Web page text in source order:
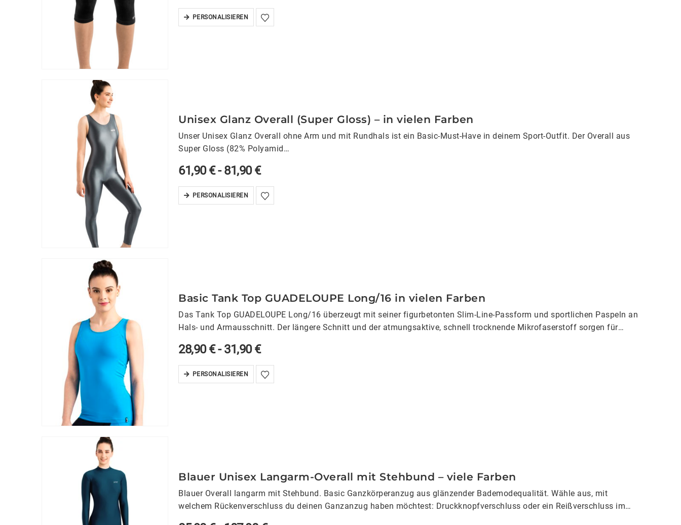
PERSONALISIEREN
Unisex Glanz Overall (Super Gloss) – in vielen Farben
Unser Unisex Glanz Overall ohne Arm und mit Rundhals ist ein Basic-Must-Have in deinem Sport-Outfit. Der Overall aus
Super Gloss (82% Polyamid
61,90€-81,90€
PERSONALISIEREN
Basic Tank Top GUADELOUPE Long/16 in vielen Farben
Das Tank Top GUADELOUPE Long/16 überzeugt mit seiner figurbetonten Slim-Line-Passform und sportlichen Paspeln an
Hals- und Armausschnitt. Der längere Schnitt und der atmungsaktive, schnell trocknende Mikrofaserstoff sorgen für
28,90€-31,90€
PERSONALISIEREN
Blauer Unisex Langarm-Overall mit Stehbund – viele Farben
Blauer Overall langarm mit Stehbund. Basic Ganzkörperanzug aus glänzender Bademodequalität. Wähle aus, mit
welchem Rückenverschluss du deinen Ganzanzug haben möchtest: Druckknopfverschluss oder ein Reißverschluss im